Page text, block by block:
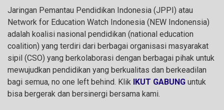
Jaringan Pemantau Pendidikan Indonesia (JPPI) atau
Network for Education Watch Indonesia (NEW Indonensia)
adalah koalisi nasional pendidikan (national education
coalition) yang terdiri dari berbagai organisasi masyarakat
sipil (CSO) yang berkolaborasi dengan berbagai pihak untuk
mewujudkan pendidikan yang berkualitas dan berkeadilan
bagi semua, no one left behind. Klik IKUT GABUNG untuk
bisa bergerak dan bersinergi bersama kami.